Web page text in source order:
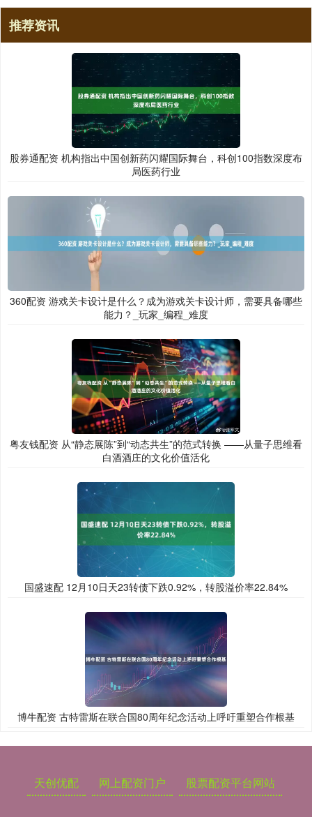
推荐资讯
股券通配资 机构指出中国创新药闪耀国际舞台，科创100指数深度布
局医药行业
360配资 游戏关卡设计是什么？成为游戏关卡设计师，需要具备哪些
能力？_玩家_编程_难度
粤友钱配资 从“静态展陈”到“动态共生”的范式转换 ——从量子思维看
白酒酒庄的文化价值活化
国盛速配 12月10日天23转债下跌0.92%，转股溢价率22.84%
博牛配资 古特雷斯在联合国80周年纪念活动上呼吁重塑合作根基
天创优配 网上配资门户 股票配资平台网站